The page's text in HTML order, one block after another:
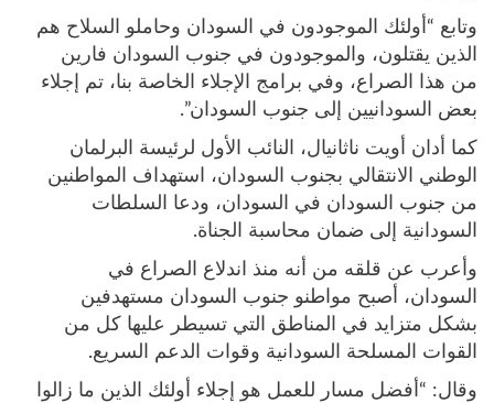
وتابع “أولئك الموجودون في السودان وحاملو السلاح هم
الذين يقتلون، والموجودون في جنوب السودان فارين
من هذا الصراع، وفي برامج الإجلاء الخاصة بنا، تم إجلاء
بعض السودانيين إلى جنوب السودان”.
كما أدان أويت ناثانيال، النائب الأول لرئيسة البرلمان
الوطني الانتقالي بجنوب السودان، استهداف المواطنين
من جنوب السودان في السودان، ودعا السلطات
السودانية إلى ضمان محاسبة الجناة.
وأعرب عن قلقه من أنه منذ اندلاع الصراع في
السودان، أصبح مواطنو جنوب السودان مستهدفين
بشكل متزايد في المناطق التي تسيطر عليها كل من
القوات المسلحة السودانية وقوات الدعم السريع.
وقال: “أفضل مسار للعمل هو إجلاء أولئك الذين ما زالوا